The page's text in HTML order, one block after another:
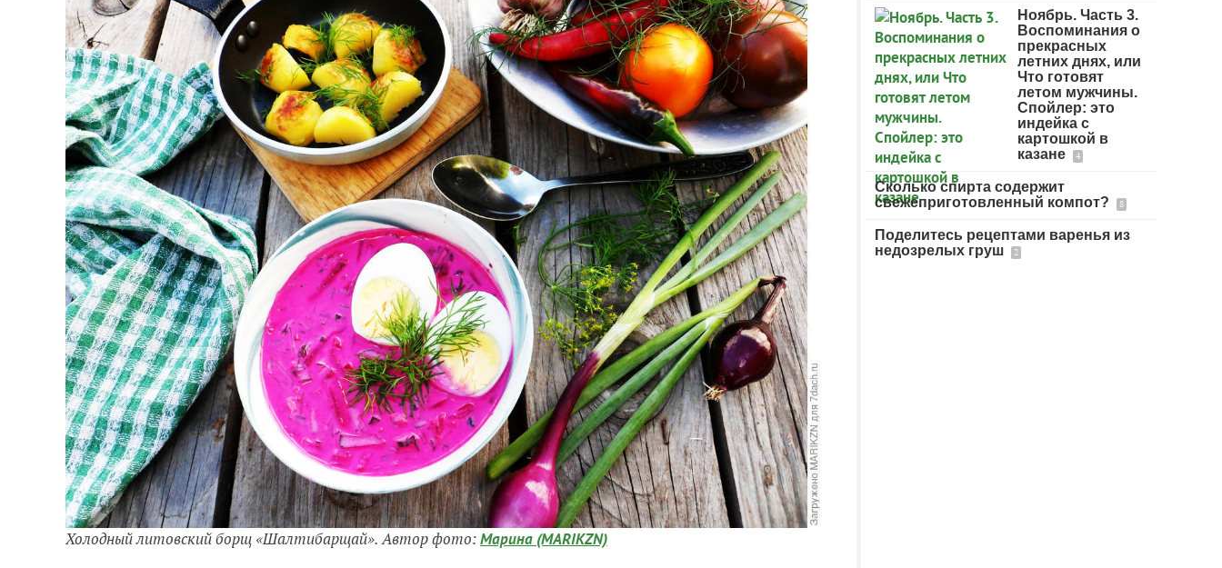
Холодный литовский борщ «Шалтибарщай». Автор фото:Марина (MARIKZN)
Ноябрь. Часть 3.
Воспоминания о
прекрасных
летних днях, или
Что готовят
летом мужчины.
Спойлер: это
индейка с
картошкой в
казане
4
Сколько спирта содержит
свежеприготовленный компот?
8
Поделитесь рецептами варенья из
недозрелых груш
2